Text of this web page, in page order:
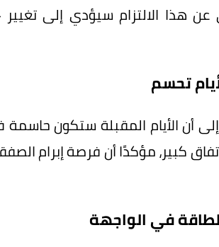
عن هذا الالتزام سيؤدي إلى
تحسم
أن الأيام المقبلة ستكون
كبير، مؤكدًا أن فرصة إبرام
في الواجهة